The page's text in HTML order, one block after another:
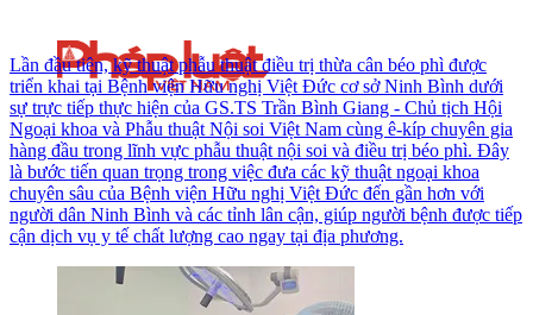
Lần đầu tiên, kỹ thuật phẫu thuật điều trị thừa cân béo phì được
triển khai tại Bệnh viện Hữu nghị Việt Đức cơ sở Ninh Bình dưới
sự trực tiếp thực hiện của GS.TS Trần Bình Giang - Chủ tịch Hội
Ngoại khoa và Phẫu thuật Nội soi Việt Nam cùng ê-kíp chuyên gia
hàng đầu trong lĩnh vực phẫu thuật nội soi và điều trị béo phì. Đây
là bước tiến quan trọng trong việc đưa các kỹ thuật ngoại khoa
chuyên sâu của Bệnh viện Hữu nghị Việt Đức đến gần hơn với
người dân Ninh Bình và các tỉnh lân cận, giúp người bệnh được tiếp
cận dịch vụ y tế chất lượng cao ngay tại địa phương.